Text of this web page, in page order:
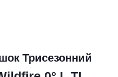
Трисезонний